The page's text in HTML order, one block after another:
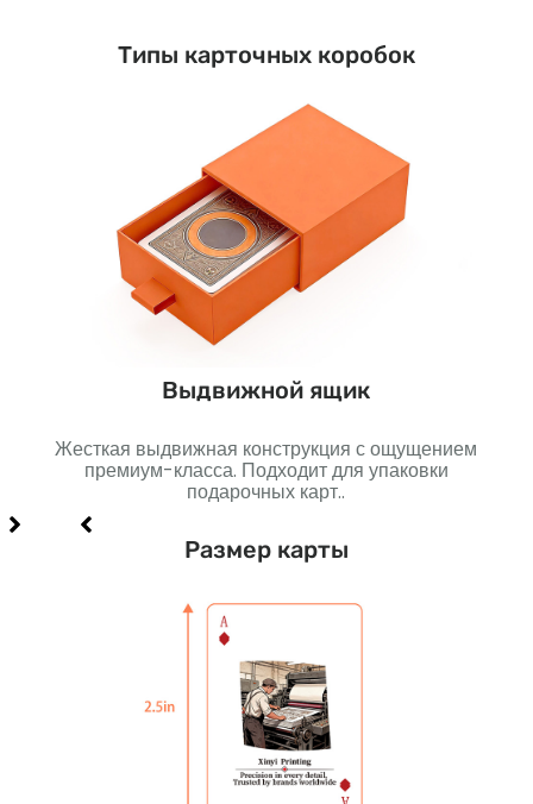
Типы карточных коробок
Выдвижной ящик
Жесткая выдвижная конструкция с ощущением
премиум-класса. Подходит для упаковки
подарочных карт..
Размер карты